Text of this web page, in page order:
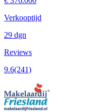
Verkooptijd
29 dgn
Reviews
9.6(241)